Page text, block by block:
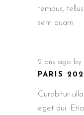
tempus,
sem quam
2 ans ago by
PARIS
Curabitur
eget dui.